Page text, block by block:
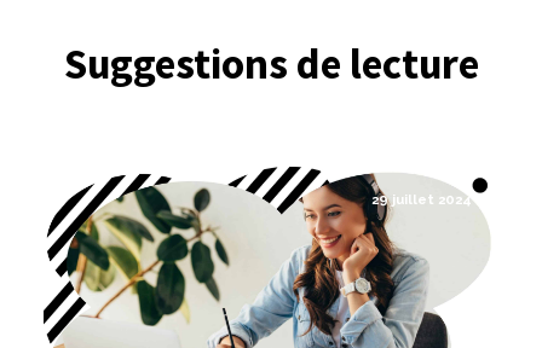
Suggestions de lecture
29 juillet 2024